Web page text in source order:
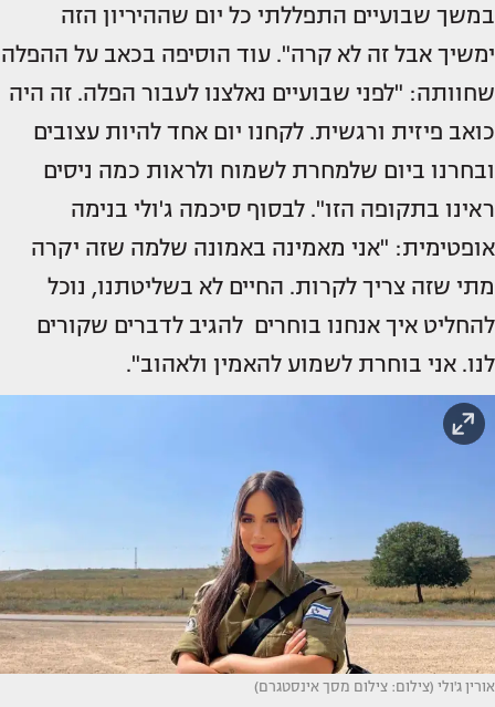
במשך שבועיים התפללתי כל יום שההיריון הזה
ימשיך אבל זה לא קרה". עוד הוסיפה בכאב על ההפלה
שחוותה: "לפני שבועיים נאלצנו לעבור הפלה. זה היה
כואב פיזית ורגשית. לקחנו יום אחד להיות עצובים
ובחרנו ביום שלמחרת לשמוח ולראות כמה ניסים
ראינו בתקופה הזו". לבסוף סיכמה ג'ולי בנימה
אופטימית: "אני מאמינה באמונה שלמה שזה יקרה
מתי שזה צריך לקרות. החיים לא בשליטתנו, נוכל
להחליט איך אנחנו בוחרים להגיב לדברים שקורים
לנו. אני בוחרת לשמוע להאמין ולאהוב".
אורין ג'ולי (צילום: צילום מסך אינסטגרם)